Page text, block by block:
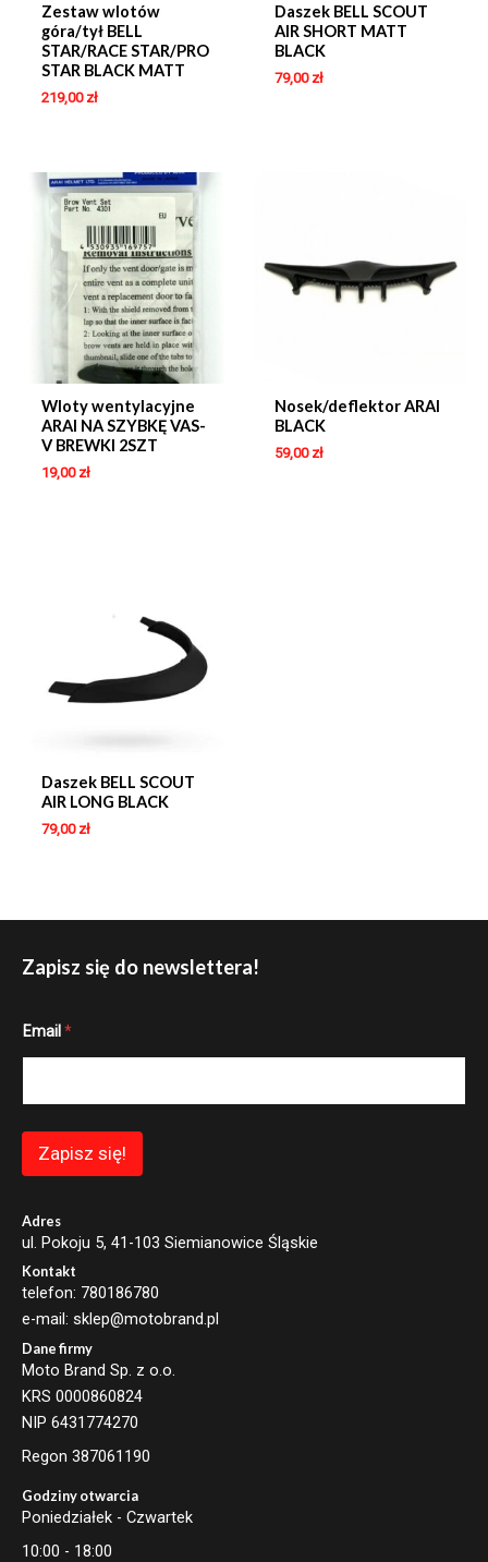
Zestaw wlotów
góra/tył BELL
STAR/RACE STAR/PRO
STAR BLACK MATT
219,00 zł
Daszek BELL SCOUT
AIR SHORT MATT
BLACK
79,00 zł
Wloty wentylacyjne
ARAI NA SZYBKĘ VAS-
V BREWKI 2SZT
19,00 zł
Nosek/deflektor ARAI
BLACK
59,00 zł
Daszek BELL SCOUT
AIR LONG BLACK
79,00 zł
Zapisz się do newslettera!
E
l
i
Email *
Zapisz się!
Adres
ul. Pokoju 5, 41-103 Siemianowice Śląskie
Kontakt
telefon: 780186780
e-mail: sklep@motobrand.pl
Dane firmy
Moto Brand Sp. z o.o.
KRS 0000860824
NIP 6431774270
Regon 387061190
Godziny otwarcia
Poniedziałek - Czwartek
10:00 - 18:00